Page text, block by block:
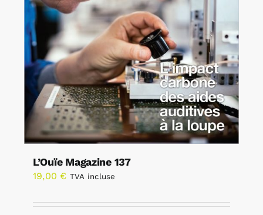
L’Ouïe Magazine 137
19,00 € TVA incluse